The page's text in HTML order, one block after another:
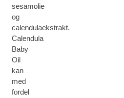
sesamolie
og
calendulaekstrakt.
Calendula
Baby
Oil
kan
med
fordel